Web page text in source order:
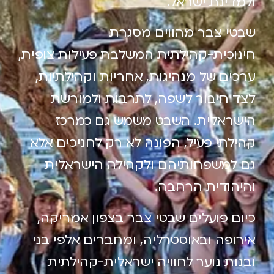
ישראל.
צבר מהווים מסגרת
קהילתית המשלבת פעילות צופית,
של מנהיגות, אחריות וקהילתיות,
חיבור לשפה, לתרבות ולמורשת
השבט משמש גם כמרכז
פעיל, הפונה לא רק לחניכים אלא
ולקהילה הישראלית
הרחבה.
פועלים שבטי צבר בצפון אמריקה,
ובאוסטרליה, ומחברים אלפי בני
נוער לחוויה ישראלית-קהילתית